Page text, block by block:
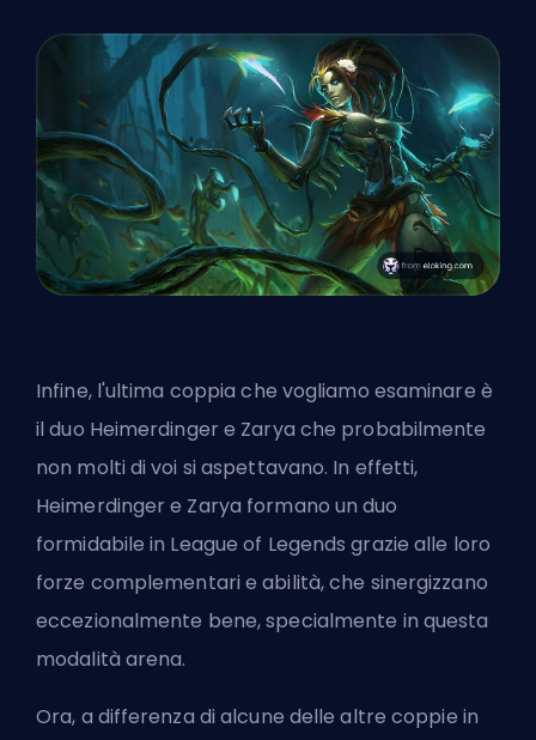
Infine, l'ultima coppia che vogliamo esaminare è
il duo Heimerdinger e Zarya che probabilmente
non molti di voi si aspettavano. In effetti,
Heimerdinger e Zarya formano un duo
formidabile in League of Legends grazie alle loro
forze complementari e abilità, che sinergizzano
eccezionalmente bene, specialmente in questa
modalità arena.
Ora, a differenza di alcune delle altre coppie in